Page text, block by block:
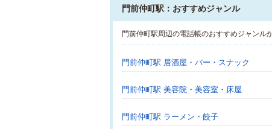
門前仲町駅：おすすめジャンル
門前仲町駅周辺の電話帳のおすすめジャンル
門前仲町駅 居酒屋・バー・スナック
門前仲町駅 美容院・美容室・床屋
門前仲町駅 ラーメン・餃子